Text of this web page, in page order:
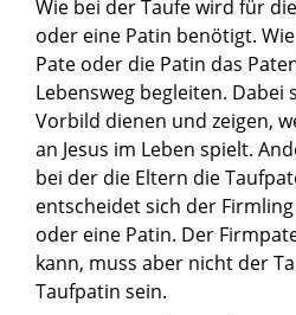
Wie bei der Taufe wird für
oder eine Patin benötigt.
Pate oder die Patin das
Lebensweg begleiten. Dabei
Vorbild dienen und zeigen,
an Jesus im Leben spielt.
bei der die Eltern die
entscheidet sich der
oder eine Patin. Der
kann, muss aber nicht der
Taufpatin sein.